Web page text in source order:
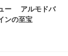
ー アルモドバ
ンの至宝